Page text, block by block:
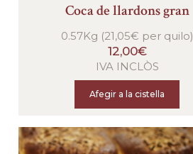
Coca de llardons gran
0.57Kg (21,05€ per quilo)
12,00€
IVA INCLÒS
Afegir a la cistella